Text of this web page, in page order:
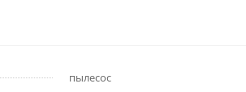
пылесос